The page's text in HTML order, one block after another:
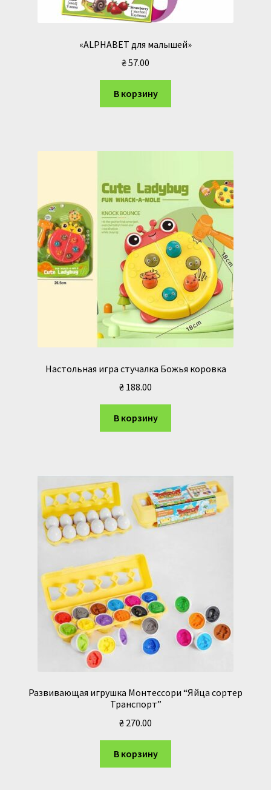
«ALPHABET для малышей»
₴57.00
В корзину
Настольная игра стучалка Божья коровка
₴ 188.00
В корзину
Развивающая игрушка Монтессори “Яйца сортер
Транспорт”
₴ 270.00
В корзину